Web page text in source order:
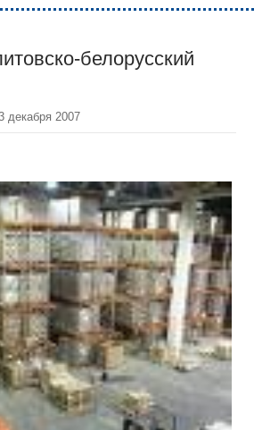
белорусский
декабря 2007